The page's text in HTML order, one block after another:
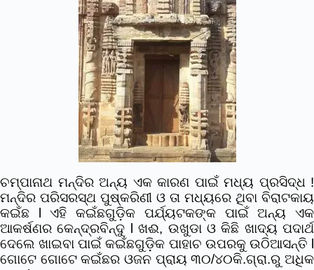
ଚମ୍ପାନାଥ ମନ୍ଦିର ଅନ୍ୟ ଏକ କାରଣ ପାଇଁ ମଧ୍ୟ ପ୍ରସିଦ୍ଧ !
ମନ୍ଦିର ପରିସରସ୍ଥ ପୁଷ୍କରିଣୀ ଓ ତା ମଧ୍ୟରେ ଥିବା ବିରାଟକାୟ
କଇଁଛ l ଏହି କଇଁଛଗୁଡ଼ିକ ପର୍ଯ୍ୟଟକଙ୍କ ପାଇଁ ଅନ୍ୟ ଏକ
ଆକର୍ଷଣର କେନ୍ଦ୍ରବିନ୍ଦୁ l ଖଈ, ଉଖୁଡା ଓ କିଛି ଖାଦ୍ୟ ପଦାର୍ଥ
ଦେଲେ ଖାଇବା ପାଇଁ କଇଁଛଗୁଡ଼ିକ ପାହାଚ ଉପରକୁ ଉଠିଆସନ୍ତି l
ଗୋଟେ ଗୋଟେ କଇଁଛର ଓଜନ ପ୍ରାୟ ୩୦/୪୦କି.ଗ୍ରା.ରୁ ଅଧିକ